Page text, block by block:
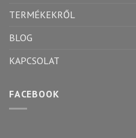
TERMÉKEKRŐL
BLOG
KAPCSOLAT
FACEBOOK